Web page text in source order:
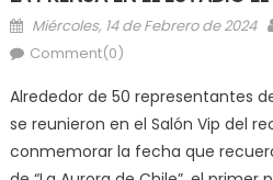
Posted on
Miércoles, 14 de Febrero de 2024
Comment(0)
Alrededor de 50 representantes
se reunieron en el Salón Vip del
conmemorar la fecha que